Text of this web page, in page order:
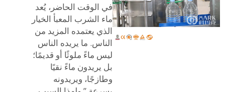
في الوقت الحاضر، يُعد
ماء الشرب المعبأ الخيار
الذي يعتمده المزيد من
الناس. ما يريده الناس
ليس ماءً ملوثًا أو قديمًا؛
بل يريدون ماءً نقيًا
وطازجًا، ويريدونه